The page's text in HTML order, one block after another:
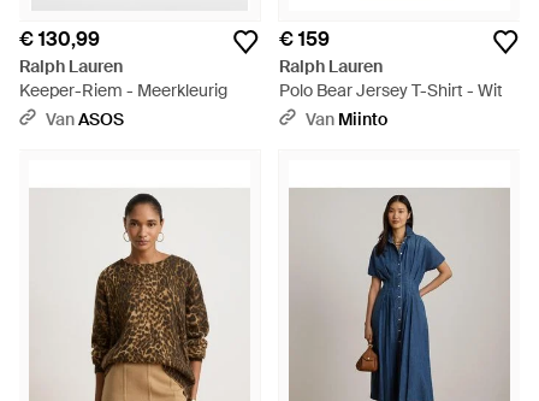
€ 130,99
Ralph Lauren
Keeper-Riem - Meerkleurig
VanASOS
€ 159
Ralph Lauren
Polo Bear Jersey T-Shirt - Wit
Van Miinto